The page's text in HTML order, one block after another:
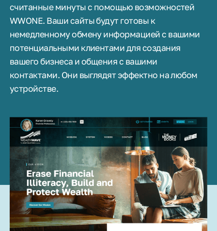
считанные минуты с помощью возможностей
WWONE. Ваши сайты будут готовы к
немедленному обмену информацией с вашими
потенциальными клиентами для создания
вашего бизнеса и общения с вашими
контактами. Они выглядят эффектно на любом
устройстве.